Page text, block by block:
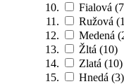
Fialová
Ružová
Medená
Žltá (10)
Zlatá (10)
Hnedá (3)